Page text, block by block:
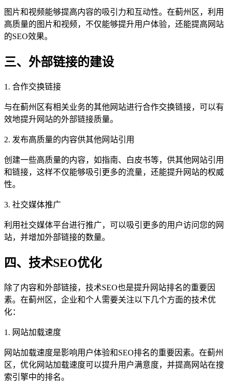
图片和视频能够提高内容的吸引力和互动性。在蓟州区，利用
高质量的图片和视频，不仅能够提升用户体验，还能提高网站
的SEO效果。
三、外部链接的建设
1. 合作交换链接
与在蓟州区有相关业务的其他网站进行合作交换链接，可以有
效地提升网站的外部链接质量。
2. 发布高质量的内容供其他网站引用
创建一些高质量的内容，如指南、白皮书等，供其他网站引用
和链接，这样不仅能够吸引更多的流量，还能提升网站的权威
性。
3. 社交媒体推广
利用社交媒体平台进行推广，可以吸引更多的用户访问您的网
站，并增加外部链接的数量。
四、技术SEO优化
除了内容和外部链接，技术SEO也是提升网站排名的重要因
素。在蓟州区，企业和个人需要关注以下几个方面的技术优
化：
1. 网站加载速度
网站加载速度是影响用户体验和SEO排名的重要因素。在蓟州
区，优化网站加载速度可以提升用户满意度，并提高网站在搜
索引擎中的排名。